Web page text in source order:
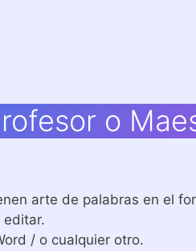
o
arte de palabras en el
editar.
/ o cualquier otro.